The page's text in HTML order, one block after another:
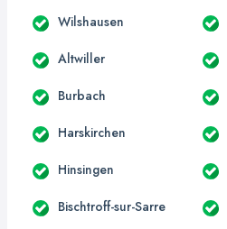
Wilshausen
Altwiller
Burbach
Harskirchen
Hinsingen
Bischtroff-sur-Sarre